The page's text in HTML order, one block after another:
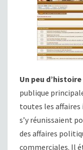
Un peu d’histoire
publique
toutes les
s’y réunissaient
des affaires
commerciales. Il